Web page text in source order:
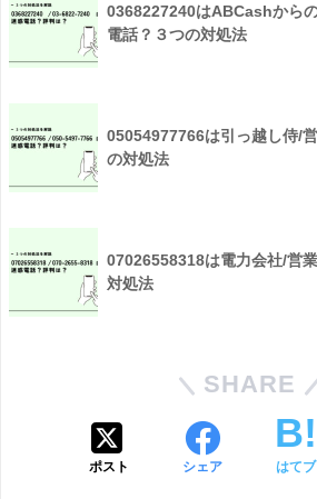
0368227240はABCashから
電話？３つの対処法
05054977766は引っ越し侍/
の対処法
07026558318は電力会社/営
対処法
SHARE
ポスト シェア はてブ